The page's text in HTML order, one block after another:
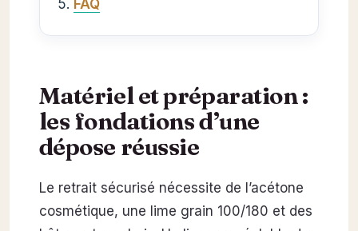
FAQ
Matériel et préparation :
les fondations d’une
dépose réussie
Le retrait sécurisé nécessite de l’acétone
cosmétique, une lime grain 100/180 et des